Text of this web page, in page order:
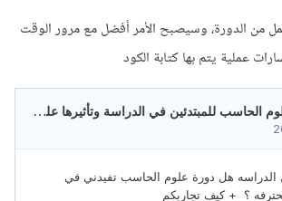
من الدورة، وسيصبح الأمر أفضل مع مرور الوقت
عملية يتم بها كتابة الكود